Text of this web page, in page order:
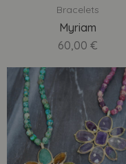
Bracelets
Myriam
60,00€